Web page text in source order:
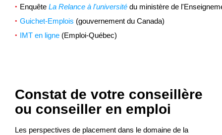
Enquête La Relance à l'université du ministère de
Guichet-Emplois (gouvernement du Canada)
IMT en ligne (Emploi-Québec)
Constat de votre conseillère
ou conseiller en emploi
Les perspectives de placement dans le domaine de la